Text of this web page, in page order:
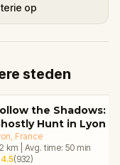
op
steden
the Shadows: A
Hunt in Lyon
, France
km Avg. time: 50 min
4.5(932)